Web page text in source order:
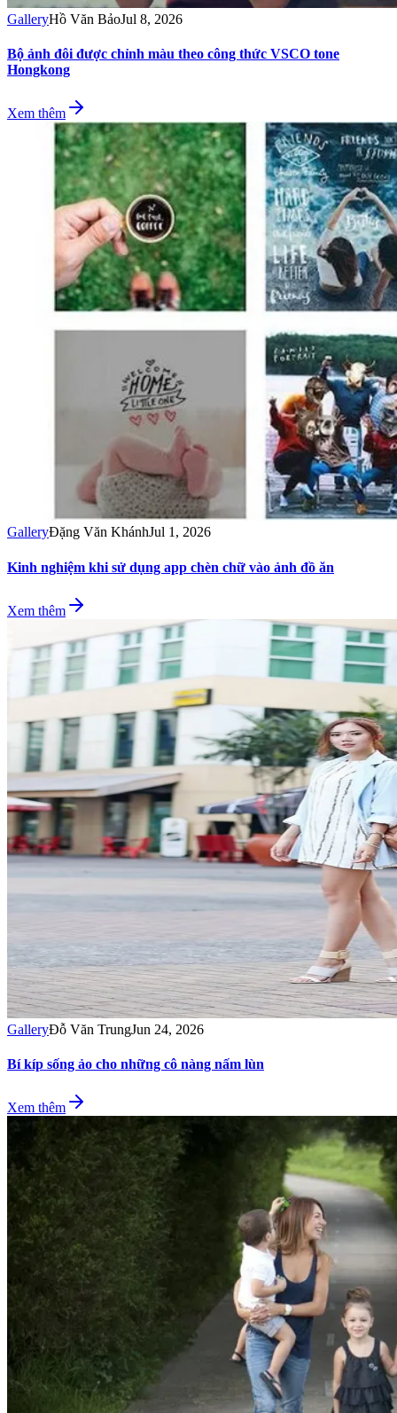
GalleryHồ Văn BảoJul 8, 2026
Bộ ảnh đôi được chỉnh màu theo công thức VSCO tone
Hongkong
Xem thêm
GalleryĐặng Văn KhánhJul 1, 2026
Kinh nghiệm khi sử dụng app chèn chữ vào ảnh đồ ăn
Xem thêm
GalleryĐỗ Văn TrungJun 24, 2026
Bí kíp sống ảo cho những cô nàng nấm lùn
Xem thêm